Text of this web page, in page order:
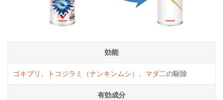
効能
ゴキブリ トコジラミ（ナンキンムシ） マダ二の駆除
有効成分